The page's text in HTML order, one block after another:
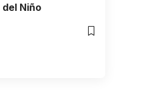
del Niño